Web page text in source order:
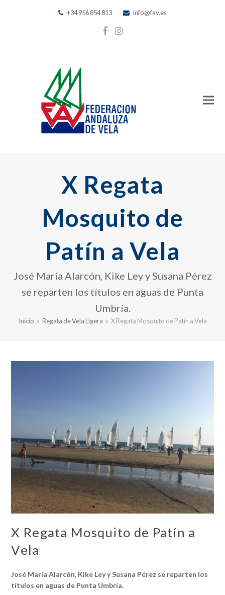
+34 956 854 813 info@fav.es
Facebook
Instagram
X Regata
Mosquito de
Patín a Vela
José María Alarcón, Kike Ley y Susana Pérez
se reparten los títulos en aguas de Punta
Umbría.
Inicio » Regata de Vela Ligera » X Regata Mosquito de Patín a Vela
X Regata Mosquito de Patín a
Vela
José María Alarcón, Kike Ley y Susana Pérez se reparten los
títulos en aguas de Punta Umbría.